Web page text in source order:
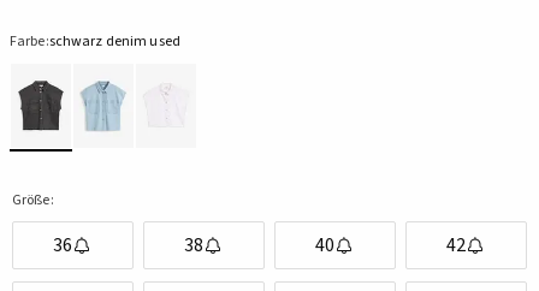
Farbe:schwarz denim used
Größe:
36 38 40 42